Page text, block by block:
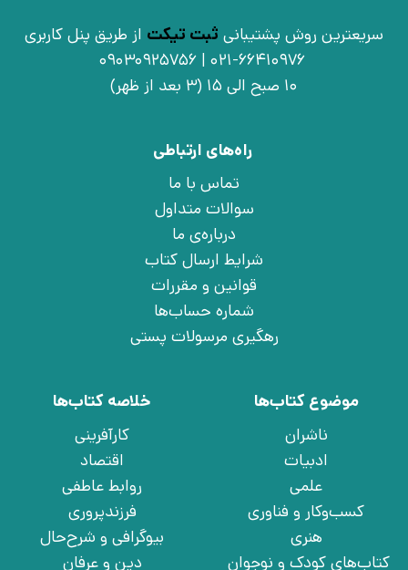
سریعترین روش پشتیبانی ثبت تیکت از طریق پنل کاربری
021-66410976 | 09030925756
10 صبح الی 15 (3 بعد از ظهر)
راه‌های ارتباطی
تماس با ما
سوالات متداول
درباره‌ی ما
شرایط ارسال کتاب
قوانین و مقررات
شماره حساب‌ها
رهگیری مرسولات پستی
موضوع کتاب‌ها
ناشران
ادبیات
علمی
کسب‌وکار و فناوری
هنری
کتاب‌های کودک و نوجوان
خلاصه کتاب‌ها
کارآفرینی
اقتصاد
روابط عاطفی
فرزندپروری
بیوگرافی و شرح‌حال
دین و عرفان